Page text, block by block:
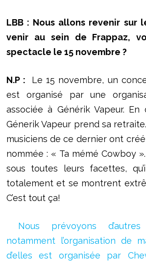
LBB : Nous allons revenir sur
venir au sein de Frappaz,
spectacle le 15 novembre ?
N.P : Le 15 novembre, un
est organisé par une
associée à Générik Vapeur. En
Génerik Vapeur prend sa
musiciens de ce dernier ont
nommée : « Ta mémé Cowboy
sous toutes leurs facettes,
totalement et se montrent
C’est tout ça!
Nous prévoyons
notamment l’organisation de
d’elles est organisée par